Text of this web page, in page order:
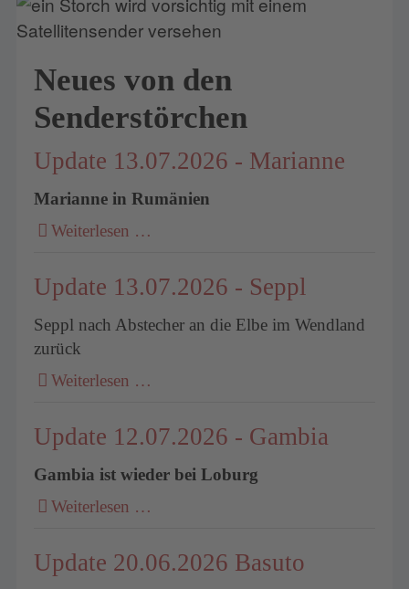
Neues von den
Senderstörchen
Update 13.07.2026 - Marianne
Marianne in Rumänien
Weiterlesen …
Update 13.07.2026 - Seppl
Seppl nach Abstecher an die Elbe im Wendland
zurück
Weiterlesen …
Update 12.07.2026 - Gambia
Gambia ist wieder bei Loburg
Weiterlesen …
Update 20.06.2026 Basuto